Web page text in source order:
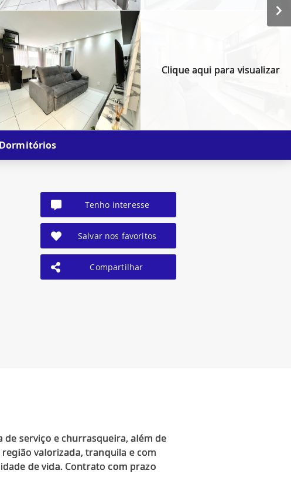
Clique aqui para visualizar
Tenho interesse
Salvar nos favoritos
Compartilhar
serviço e churrasqueira, além de
valorizada, tranquila e com
de vida. Contrato com prazo